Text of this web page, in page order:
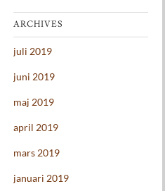
ARCHIVES
juli 2019
juni 2019
maj 2019
april 2019
mars 2019
januari 2019